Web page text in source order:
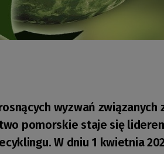
wyzwań związanych
pomorskie staje się
W dniu 1 kwietnia